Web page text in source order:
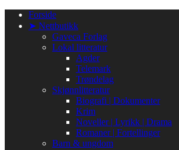
Forside
➤ Nettbutikk
Gaveca Forlag
Lokal litteratur
Agder
Telemark
Trøndelag
Skjønnlitteratur
Biografi | Dokumenter
Krim
Noveller | Lyrikk | Drama
Romaner | Fortellinger
Barn & ungdom